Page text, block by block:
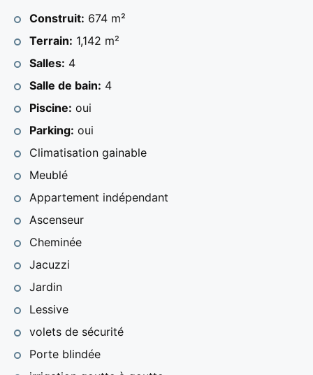
espagnole.
L'agencement et le design intérieur se combinent
parfaitement, avec de l'espace, de la lumière, des
sous tous les angles, sur la mer et la baie d'Altea qui
s'étend jusqu'à Alicante par temps clair.
Ascenseur élégant avec portes vitrées ouvrant des
La rampe d'entrée de la Villa est préparée pour un
accès facile au garage fermé pour voitures haut de
gamme d'une capacité de 8 véhicules. À l’extérieur,
ou trois véhicules supplémentaires.
Le hall d'entrée annonce déjà la qualité et le luxe
jusque dans les moindres détails. Dans cette zone,
ou les personnes chargées de s'occuper de la
maison. C'est une chambre en suite, avec un petit
coin cuisine, ses occupants disposent de tout le
d’hôtes qu’elle n’en a pas moins de luxe.
Construit: 674 m²
Terrain: 1,142 m²
Salles: 4
Salle de bain: 4
Piscine: oui
Parking: oui
Climatisation gainable
Meublé
Appartement indépendant
Ascenseur
Cheminée
Jacuzzi
Jardin
Lessive
volets de sécurité
Porte blindée